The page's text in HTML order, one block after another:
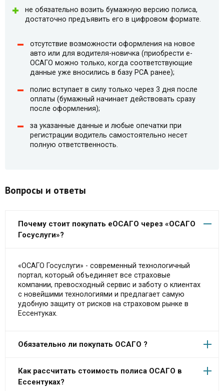
не обязательно возить бумажную версию полиса,
достаточно предъявить его в цифровом формате.
отсутствие возможности оформления на новое
авто или для водителя-новичка (приобрести e-
ОСАГО можно только, когда соответствующие
данные уже вносились в базу РСА ранее);
полис вступает в силу только через 3 дня после
оплаты (бумажный начинает действовать сразу
после оформления);
за указанные данные и любые опечатки при
регистрации водитель самостоятельно несет
полную ответственность.
Вопросы и ответы
Почему стоит покупать еОСАГО через «ОСАГО
Госуслуги»?
«ОСАГО Госуслуги» - современный технологичный
портал, который объединяет все страховые
компании, превосходный сервис и заботу о клиентах
с новейшими технологиями и предлагает самую
удобную защиту от рисков на страховом рынке в
Ессентуках.
Обязательно ли покупать ОСАГО ?
Как рассчитать стоимость полиса ОСАГО в
Ессентуках?